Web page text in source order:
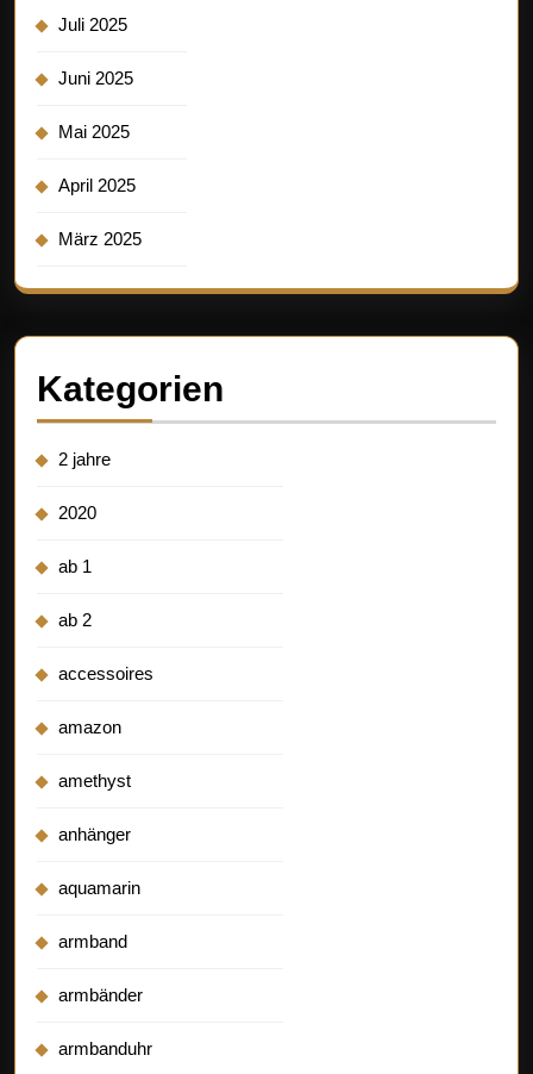
Juli 2025
Juni 2025
Mai 2025
April 2025
März 2025
Kategorien
2 jahre
2020
ab 1
ab 2
accessoires
amazon
amethyst
anhänger
aquamarin
armband
armbänder
armbanduhr